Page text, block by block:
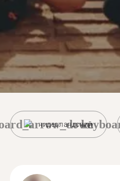
нидерландский